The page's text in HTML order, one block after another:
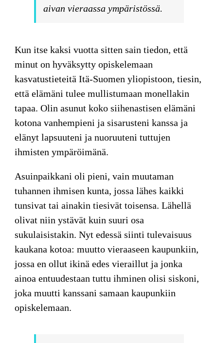
aivan vieraassa ympäristössä.
Kun itse kaksi vuotta sitten sain tiedon, että
minut on hyväksytty opiskelemaan
kasvatustieteitä Itä-Suomen yliopistoon, tiesin,
että elämäni tulee mullistumaan monellakin
tapaa. Olin asunut koko siihenastisen elämäni
kotona vanhempieni ja sisarusteni kanssa ja
elänyt lapsuuteni ja nuoruuteni tuttujen
ihmisten ympäröimänä.
Asuinpaikkani oli pieni, vain muutaman
tuhannen ihmisen kunta, jossa lähes kaikki
tunsivat tai ainakin tiesivät toisensa. Lähellä
olivat niin ystävät kuin suuri osa
sukulaisistakin. Nyt edessä siinti tulevaisuus
kaukana kotoa: muutto vieraaseen kaupunkiin,
jossa en ollut ikinä edes vieraillut ja jonka
ainoa entuudestaan tuttu ihminen olisi siskoni,
joka muutti kanssani samaan kaupunkiin
opiskelemaan.